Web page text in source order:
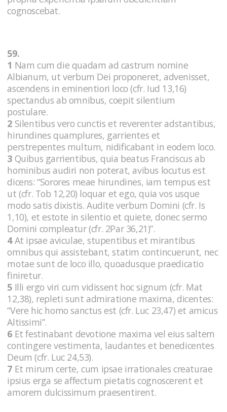
cognoscebat.
59.
1 Nam cum die quadam ad castrum nomine
Albianum, ut verbum Dei proponeret, advenisset,
ascendens in eminentiori loco (cfr. Iud 13,16)
spectandus ab omnibus, coepit silentium
postulare.
2 Silentibus vero cunctis et reverenter adstantibus,
hirundines quamplures, garrientes et
perstrepentes multum, nidificabant in eodem loco.
3 Quibus garrientibus, quia beatus Franciscus ab
hominibus audiri non poterat, avibus locutus est
dicens: “Sorores meae hirundines, iam tempus est
ut (cfr. Tob 12,20) loquar et ego, quia vos usque
modo satis dixistis. Audite verbum Domini (cfr. Is
1,10), et estote in silentio et quiete, donec sermo
Domini compleatur (cfr. 2Par 36,21)”.
4At ipsae aviculae, stupentibus et mirantibus
omnibus qui assistebant, statim contincuerunt, nec
motae sunt de loco illo, quoadusque praedicatio
finiretur.
5 Illi ergo viri cum vidissent hoc signum (cfr. Mat
12,38), repleti sunt admiratione maxima, dicentes:
“Vere hic homo sanctus est (cfr. Luc 23,47) et amicus
Altissimi”.
6 Et festinabant devotione maxima vel eius saltem
contingere vestimenta, laudantes et benedicentes
Deum (cfr. Luc 24,53).
7 Et mirum certe, cum ipsae irrationales creaturae
ipsius erga se affectum pietatis cognoscerent et
amorem dulcissimum praesentirent.